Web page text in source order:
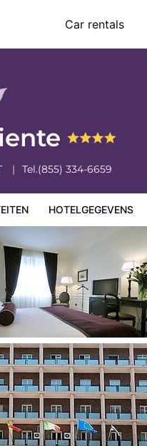
Car rentals
Tel.(855) 334-6659
HOTELGEGEVENS